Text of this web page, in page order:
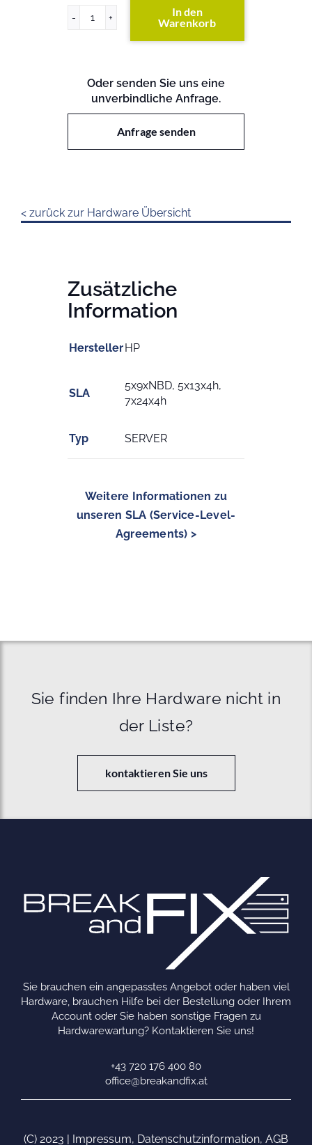
Proliant
PL8500
In den
Warenkorb
Oder senden Sie uns eine
unverbindliche Anfrage.
Anfrage senden
< zurück zur Hardware Übersicht
Zusätzliche
Information
HerstellerHP
SLA
5x9xNBD, 5x13x4h,
7x24x4h
Typ SERVER
Weitere Informationen zu
unseren SLA (Service-Level-
Agreements) >
Sie finden Ihre Hardware nicht in
der Liste?
kontaktieren Sie uns
Sie brauchen ein angepasstes Angebot oder haben viel
Hardware, brauchen Hilfe bei der Bestellung oder Ihrem
Account oder Sie haben sonstige Fragen zu
Hardwarewartung? Kontaktieren Sie uns!
+43 720 176 400 80
office@breakandfix.at
(C) 2023 | Impressum, Datenschutzinformation, AGB